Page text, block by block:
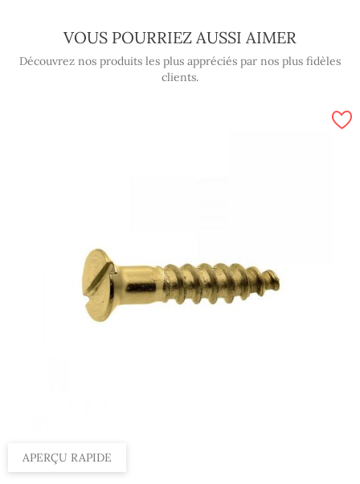
VOUS POURRIEZ AUSSI AIMER
Découvrez nos produits les plus appréciés par nos plus fidèles
clients.
APERÇU RAPIDE